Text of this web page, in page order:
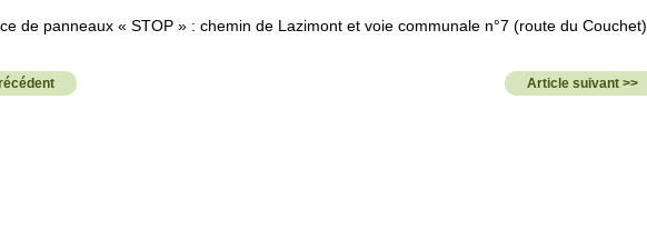
de panneaux « STOP » : chemin de Lazimont et voie communale n°7 (route du Couchet)
Article suivant >>